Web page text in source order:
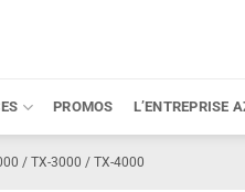
PROMOS L’ENTREPRISE
/ TX-3000 / TX-4000